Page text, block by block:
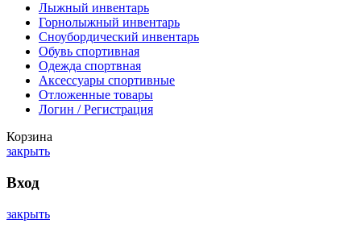
Лыжный инвентарь
Горнолыжный инвентарь
Сноубордический инвентарь
Обувь спортивная
Одежда спортвная
Аксессуары спортивные
Отложенные товары
Логин / Регистрация
Корзина
закрыть
Вход
закрыть